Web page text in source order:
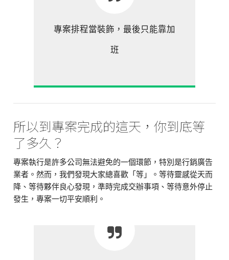
專案排程當裝飾，最後只能靠加
班
所以到專案完成的這天，你到底等
了多久？
專案執行是許多公司無法避免的一個環節，特別是行銷廣告
業者。然而，我們發現大家總喜歡「等」。等待靈感從天而
降、等待夥伴良心發現，準時完成交辦事項、等待意外停止
發生，專案一切平安順利。